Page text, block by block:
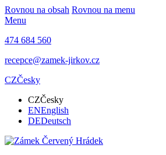
Rovnou na obsah Rovnou na menu
Menu
474 684 560
recepce@zamek-jirkov.cz
CZČesky
CZČesky
ENEnglish
DEDeutsch